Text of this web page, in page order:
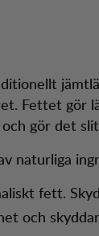
Fettet gör
gör det
naturliga
fett.
och